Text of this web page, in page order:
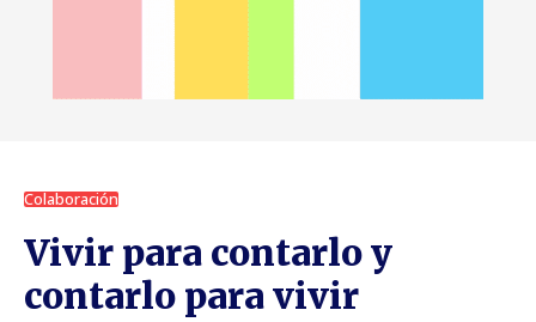
Colaboración
Vivir para contarlo y
contarlo para vivir